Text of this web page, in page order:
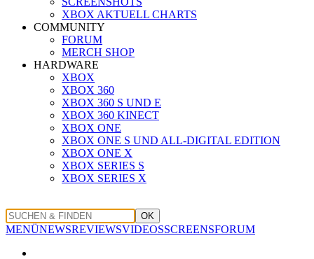
XBOX AKTUELL CHARTS
COMMUNITY
FORUM
MERCH SHOP
HARDWARE
XBOX
XBOX 360
XBOX 360 S UND E
XBOX 360 KINECT
XBOX ONE
XBOX ONE S UND ALL-DIGITAL EDITION
XBOX ONE X
XBOX SERIES S
XBOX SERIES X
OK
MENÜNEWSREVIEWSVIDEOSSCREENSFORUM